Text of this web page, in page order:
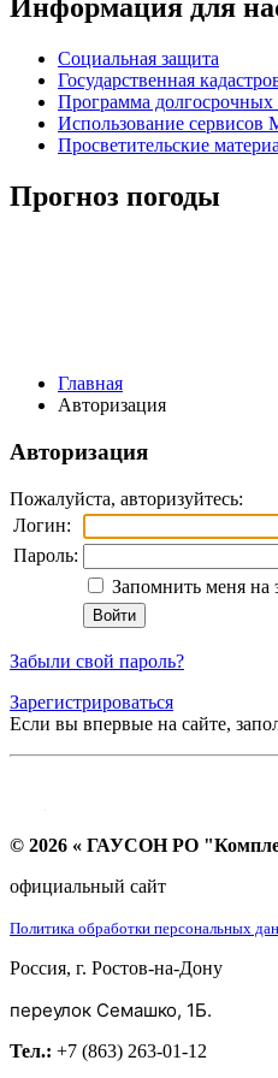
Информация для
Социальная защита
Государственная
Программа долгосрочных
Использование
Просветительские
Прогноз погоды
Главная
Авторизация
Авторизация
Пожалуйста, авторизуйтесь:
Логин:
Пароль:
Запомнить меня на
Забыли свой пароль?
Зарегистрироваться
Если вы впервые на сайте,
© 2026 « ГАУСОН РО
официальный сайт
Политика обработки персональных
Россия, г. Ростов-на-Дону
переулок Семашко, 1Б.
Тел.: +7 (863) 263-01-12